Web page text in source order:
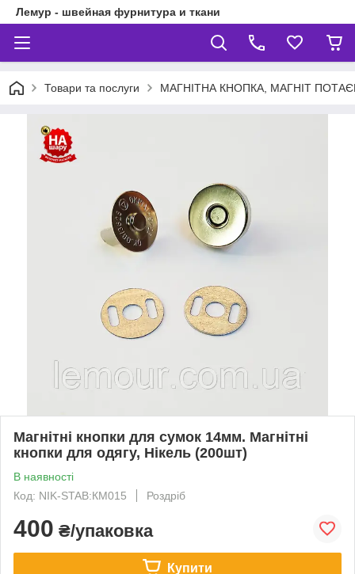
Лемур - швейная фурнитура и ткани
Товари та послуги МАГНІТНА КНОПКА, МАГНІТ
Магнітні кнопки для сумок 14мм. Магнітні
кнопки для одягу, Нікель (200шт)
В наявності
Код: NIK-STAB:КМ015
Роздріб
400 ₴/упаковка
Купити